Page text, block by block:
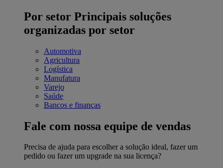
Por setor Principais soluções
organizadas por setor
Automotiva
Agricultura
Logística
Manufatura
Varejo
Saúde
Bancos e finanças
Fale com nossa equipe de vendas
Precisa de ajuda para escolher a solução ideal, fazer um
pedido ou fazer um upgrade na sua licença?